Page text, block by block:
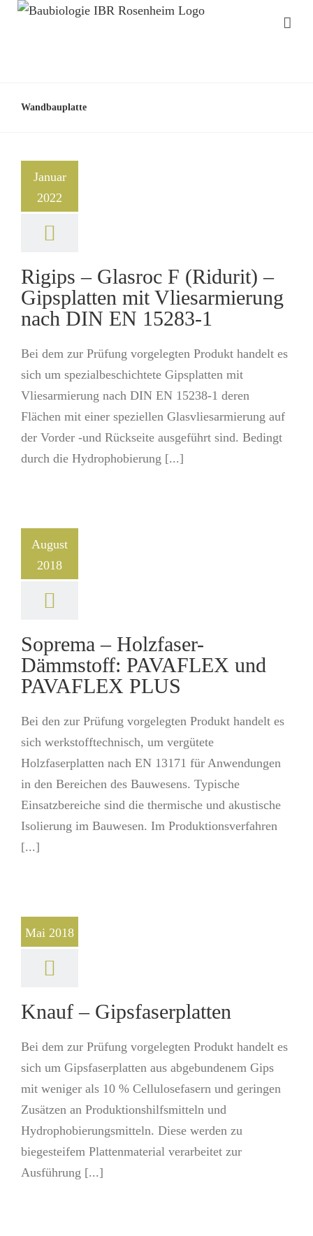
Wandbauplatte
Januar
2022
Rigips – Glasroc F (Ridurit) –
Gipsplatten mit Vliesarmierung
nach DIN EN 15283-1
Bei dem zur Prüfung vorgelegten Produkt handelt es
sich um spezialbeschichtete Gipsplatten mit
Vliesarmierung nach DIN EN 15238-1 deren
Flächen mit einer speziellen Glasvliesarmierung auf
der Vorder -und Rückseite ausgeführt sind. Bedingt
durch die Hydrophobierung [...]
August
2018
Soprema – Holzfaser-
Dämmstoff: PAVAFLEX und
PAVAFLEX PLUS
Bei den zur Prüfung vorgelegten Produkt handelt es
sich werkstofftechnisch, um vergütete
Holzfaserplatten nach EN 13171 für Anwendungen
in den Bereichen des Bauwesens. Typische
Einsatzbereiche sind die thermische und akustische
Isolierung im Bauwesen. Im Produktionsverfahren
[...]
Mai 2018
Knauf – Gipsfaserplatten
Bei dem zur Prüfung vorgelegten Produkt handelt es
sich um Gipsfaserplatten aus abgebundenem Gips
mit weniger als 10 % Cellulosefasern und geringen
Zusätzen an Produktionshilfsmitteln und
Hydrophobierungsmitteln. Diese werden zu
biegesteifem Plattenmaterial verarbeitet zur
Ausführung [...]